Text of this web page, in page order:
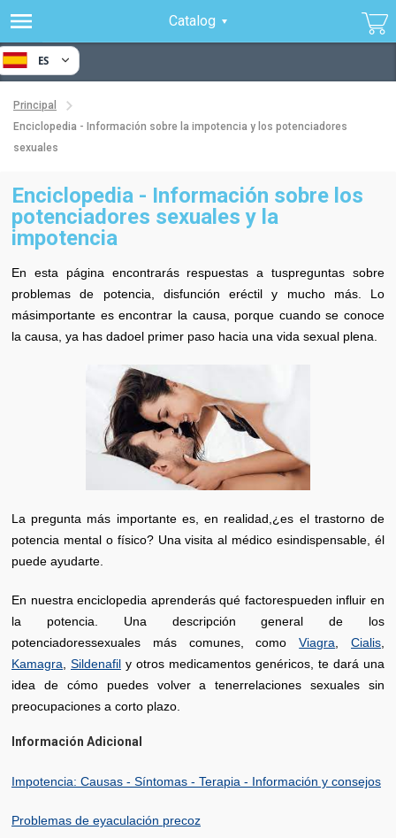
Catalog
ES
Principal
Enciclopedia - Información sobre la impotencia y los potenciadores
sexuales
Enciclopedia - Información sobre los
potenciadores sexuales y la
impotencia
En esta página encontrarás respuestas a tuspreguntas sobre
problemas de potencia, disfunción eréctil y mucho más. Lo
másimportante es encontrar la causa, porque cuando se conoce
la causa, ya has dadoel primer paso hacia una vida sexual plena.
La pregunta más importante es, en realidad,¿es el trastorno de
potencia mental o físico? Una visita al médico esindispensable, él
puede ayudarte.
En nuestra enciclopedia aprenderás qué factorespueden influir en
la potencia. Una descripción general de los
potenciadoressexuales más comunes, comoViagra ,Cialis
Kamagra
Sildenafil y otros medicamentos genéricos, te dará una
idea de cómo puedes volver a tenerrelaciones sexuales sin
preocupaciones a corto plazo.
Información Adicional
Impotencia: Causas - Síntomas - Terapia - Información y consejos
Problemas de eyaculación precoz